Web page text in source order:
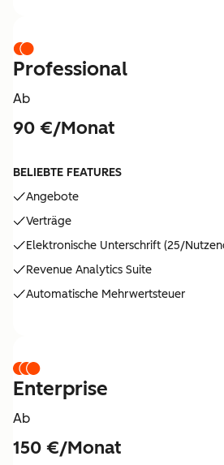
Professional
Ab
90 €/Monat
BELIEBTE FEATURES
Angebote
Verträge
Elektronische Unterschrift (25/
Revenue Analytics Suite
Automatische Mehrwertsteuer
Enterprise
Ab
150 €/Monat